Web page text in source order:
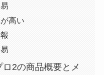
高い
2の商品概要とメ